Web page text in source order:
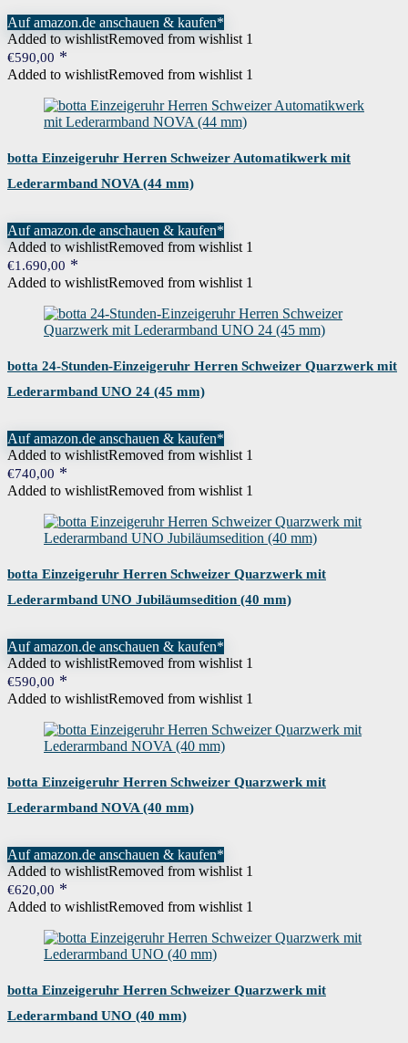
Auf amazon.de anschauen & kaufen*
Added to wishlistRemoved from wishlist 1
€590,00
Added to wishlistRemoved from wishlist 1
botta Einzeigeruhr Herren Schweizer Automatikwerk mit
Lederarmband NOVA (44 mm)
Auf amazon.de anschauen & kaufen*
Added to wishlistRemoved from wishlist 1
€1.690,00
Added to wishlistRemoved from wishlist 1
botta 24-Stunden-Einzeigeruhr Herren Schweizer Quarzwerk mit
Lederarmband UNO 24 (45 mm)
Auf amazon.de anschauen & kaufen*
Added to wishlistRemoved from wishlist 1
€740,00
Added to wishlistRemoved from wishlist 1
botta Einzeigeruhr Herren Schweizer Quarzwerk mit
Lederarmband UNO Jubiläumsedition (40 mm)
Auf amazon.de anschauen & kaufen*
Added to wishlistRemoved from wishlist 1
€590,00
Added to wishlistRemoved from wishlist 1
botta Einzeigeruhr Herren Schweizer Quarzwerk mit
Lederarmband NOVA (40 mm)
Auf amazon.de anschauen & kaufen*
Added to wishlistRemoved from wishlist 1
€620,00
Added to wishlistRemoved from wishlist 1
botta Einzeigeruhr Herren Schweizer Quarzwerk mit
Lederarmband UNO (40 mm)